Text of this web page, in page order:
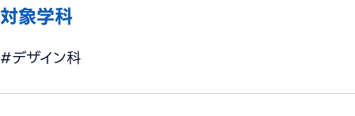
対象学科
#デザイン科